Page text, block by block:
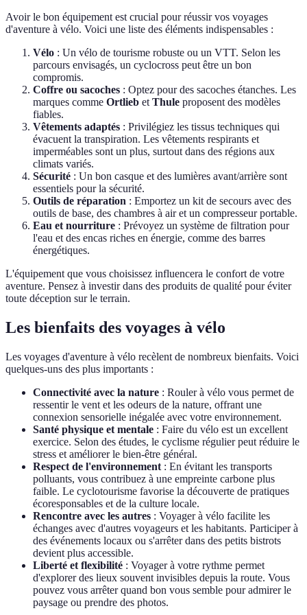
Avoir le bon équipement est crucial pour réussir vos voyages
d'aventure à vélo. Voici une liste des éléments indispensables :
Vélo : Un vélo de tourisme robuste ou un VTT. Selon les
parcours envisagés, un cyclocross peut être un bon
compromis.
Coffre ou sacoches : Optez pour des sacoches étanches. Les
marques comme Ortlieb et Thule proposent des modèles
fiables.
Vêtements adaptés : Privilégiez les tissus techniques qui
évacuent la transpiration. Les vêtements respirants et
imperméables sont un plus, surtout dans des régions aux
climats variés.
Sécurité : Un bon casque et des lumières avant/arrière sont
essentiels pour la sécurité.
Outils de réparation : Emportez un kit de secours avec des
outils de base, des chambres à air et un compresseur portable.
Eau et nourriture : Prévoyez un système de filtration pour
l'eau et des encas riches en énergie, comme des barres
énergétiques.
L'équipement que vous choisissez influencera le confort de votre
aventure. Pensez à investir dans des produits de qualité pour éviter
toute déception sur le terrain.
Les bienfaits des voyages à vélo
Les voyages d'aventure à vélo recèlent de nombreux bienfaits. Voici
quelques-uns des plus importants :
Connectivité avec la nature : Rouler à vélo vous permet de
ressentir le vent et les odeurs de la nature, offrant une
connexion sensorielle inégalée avec votre environnement.
Santé physique et mentale : Faire du vélo est un excellent
exercice. Selon des études, le cyclisme régulier peut réduire le
stress et améliorer le bien-être général.
Respect de l'environnement : En évitant les transports
polluants, vous contribuez à une empreinte carbone plus
faible. Le cyclotourisme favorise la découverte de pratiques
écoresponsables et de la culture locale.
Rencontre avec les autres : Voyager à vélo facilite les
échanges avec d'autres voyageurs et les habitants. Participer à
des événements locaux ou s'arrêter dans des petits bistrots
devient plus accessible.
Liberté et flexibilité : Voyager à votre rythme permet
d'explorer des lieux souvent invisibles depuis la route. Vous
pouvez vous arrêter quand bon vous semble pour admirer le
paysage ou prendre des photos.